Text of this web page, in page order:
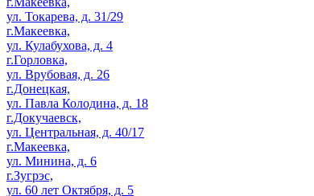
ул. Токарева, д. 31/29
г.Макеевка,
ул. Кулабухова, д. 4
г.Горловка,
ул. Врубовая, д. 26
г.Донецкая,
ул. Павла Колодина, д. 18
г.Докучаевск,
ул. Центральная, д. 40/17
г.Макеевка,
ул. Минина, д. 6
г.Зугрэс,
ул. 60 лет Октября, д. 5